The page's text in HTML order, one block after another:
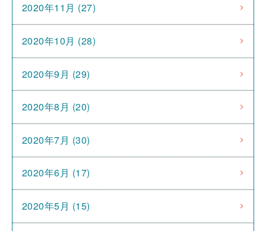
2020年11月 (27)
2020年10月 (28)
2020年9月 (29)
2020年8月 (20)
2020年7月 (30)
2020年6月 (17)
2020年5月 (15)